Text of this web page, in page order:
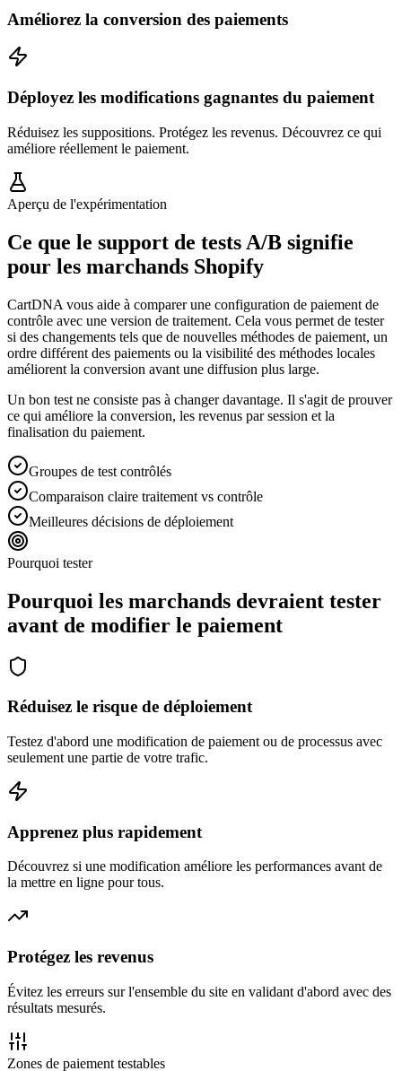
Améliorez la conversion des paiements
Déployez les modifications gagnantes du paiement
Réduisez les suppositions. Protégez les revenus. Découvrez ce qui
améliore réellement le paiement.
Aperçu de l'expérimentation
Ce que le support de tests A/B signifie
pour les marchands Shopify
CartDNA vous aide à comparer une configuration de paiement de
contrôle avec une version de traitement. Cela vous permet de tester
si des changements tels que de nouvelles méthodes de paiement, un
ordre différent des paiements ou la visibilité des méthodes locales
améliorent la conversion avant une diffusion plus large.
Un bon test ne consiste pas à changer davantage. Il s'agit de prouver
ce qui améliore la conversion, les revenus par session et la
finalisation du paiement.
Groupes de test contrôlés
Comparaison claire traitement vs contrôle
Meilleures décisions de déploiement
Pourquoi tester
Pourquoi les marchands devraient tester
avant de modifier le paiement
Réduisez le risque de déploiement
Testez d'abord une modification de paiement ou de processus avec
seulement une partie de votre trafic.
Apprenez plus rapidement
Découvrez si une modification améliore les performances avant de
la mettre en ligne pour tous.
Protégez les revenus
Évitez les erreurs sur l'ensemble du site en validant d'abord avec des
résultats mesurés.
Zones de paiement testables